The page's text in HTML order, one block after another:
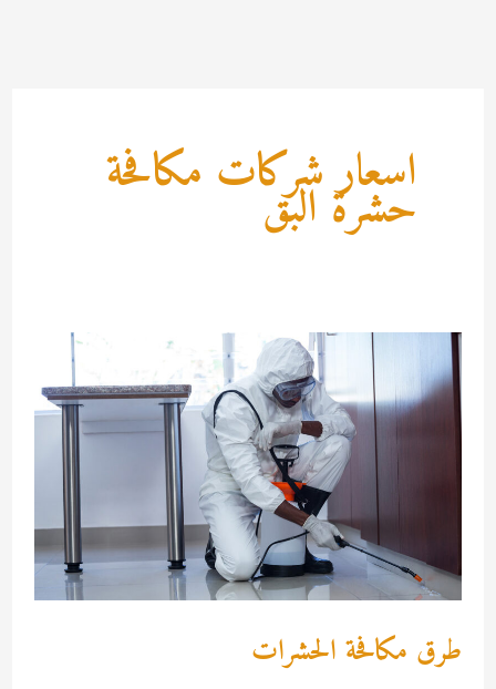
اسعار شركات مكافحة
حشرة البق
طرق مكافحة الحشرات